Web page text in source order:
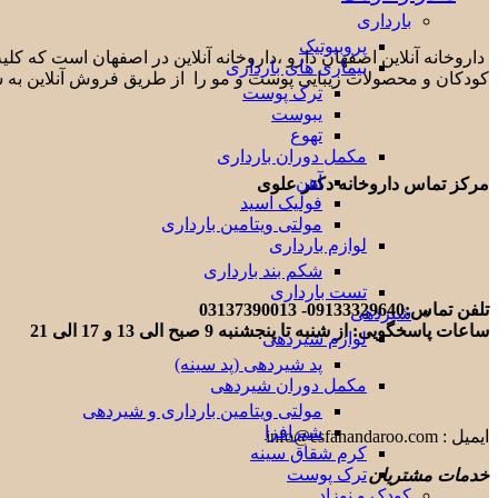
بارداری
پروبیوتیک
بیماری های بارداری
ترک پوست
یبوست
تهوع
مکمل دوران بارداری
آهن
فولیک اسید
مولتی ویتامین بارداری
لوازم بارداری
شکم بند بارداری
تست بارداری
شیردهی
لوازم شیردهی
پد شیردهی (پد سینه)
مکمل دوران شیردهی
مولتی ویتامین بارداری و شیردهی
شیرافزا
کرم شقاق سینه
ترک پوست
داروخانه آنلاین اصفهان دارو ،داروخانه آنلاین در اصفهان است
کودکان و محصولات زیبایی پوست و مو را از طریق فروش آنلاین
مرکز تماس داروخانه دکتر علوی
تلفن تماس:09133329640- 03137390013
ساعات پاسخگویی: از شنبه تا پنجشنبه 9 صبح الی 13 و 17 الی 21
ایمیل : info@esfahandaroo.com
خدمات مشتریان